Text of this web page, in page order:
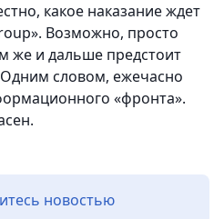
какое наказание ждет
Возможно, просто
же и дальше предстоит
словом, ежечасно
«фронта».
новостью